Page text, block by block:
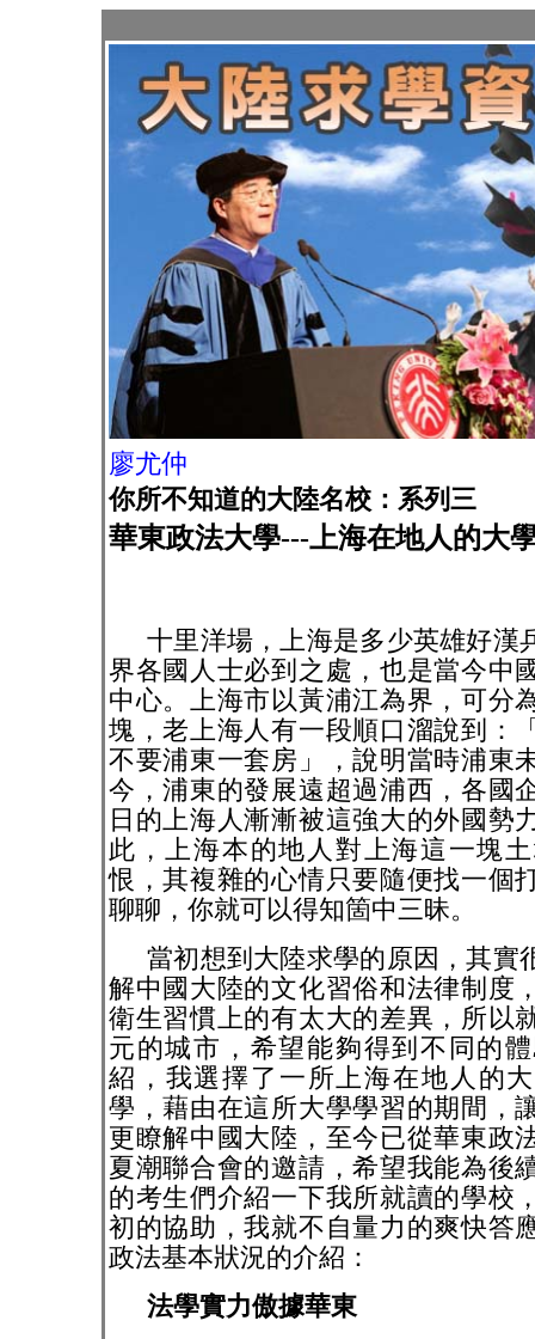
廖尤仲
你所不知道的大陸名校：系列三
華東政法大學---上海在地人的大
十里洋場，上海是多少英雄好漢
界各國人士必到之處，也是當今中
中心。上海市以黃浦江為界，可分
塊，老上海人有一段順口溜說到：
不要浦東一套房」，說明當時浦東
今，浦東的發展遠超過浦西，各國
日的上海人漸漸被這強大的外國勢
此，上海本的地人對上海這一塊
恨，其複雜的心情只要隨便找一個
聊聊，你就可以得知箇中三昧。
當初想到大陸求學的原因，其實
解中國大陸的文化習俗和法律制度
衛生習慣上的有太大的差異，所以
元的城市，希望能夠得到不同的
紹，我選擇了一所上海在地人的
學，藉由在這所大學學習的期間，
更瞭解中國大陸，至今已從華東政
夏潮聯合會的邀請，希望我能為後
的考生們介紹一下我所就讀的學校
初的協助，我就不自量力的爽快答
政法基本狀況的介紹：
法學實力傲據華東